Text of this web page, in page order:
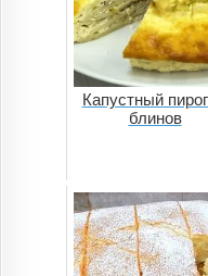
Капустный
блинов